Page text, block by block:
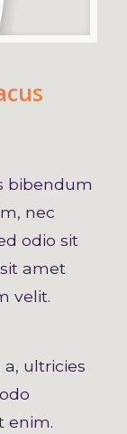
bibendum
nec
odio sit
amet
velit.
ultricies
enim.